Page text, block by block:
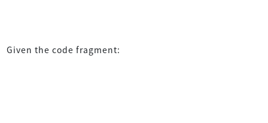
Given the code fragment: